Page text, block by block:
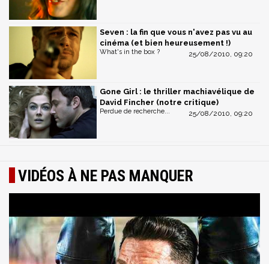
Seven : la fin que vous n'avez pas vu au
cinéma (et bien heureusement !)
25/08/2010, 09:20
What's in the box ?
Gone Girl : le thriller machiavélique de
David Fincher (notre critique)
25/08/2010, 09:20
Perdue de recherche...
VIDÉOS À NE PAS MANQUER